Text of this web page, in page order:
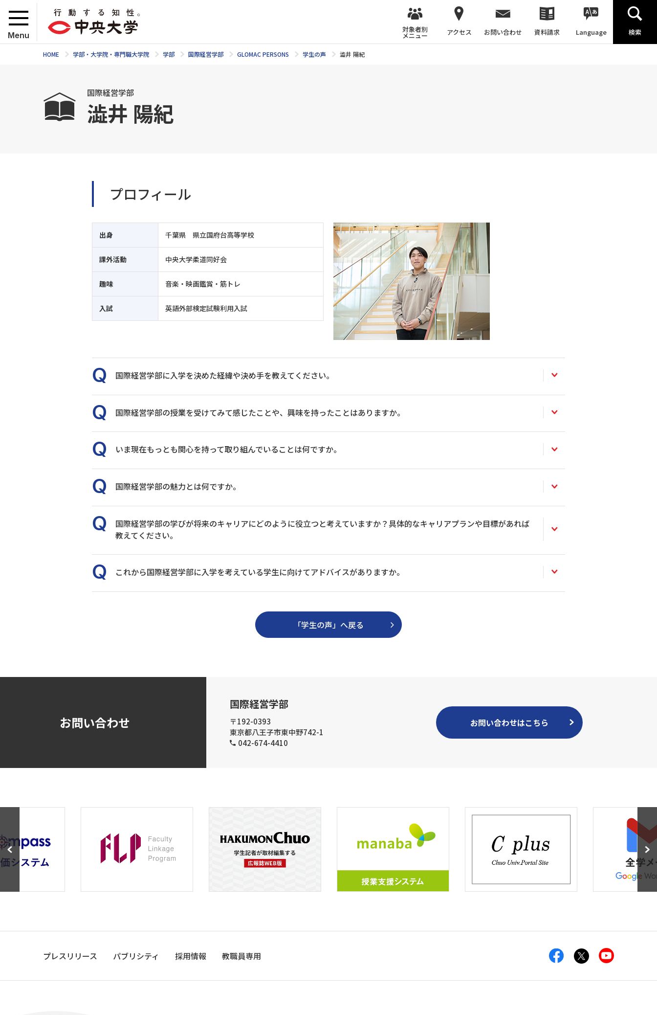
Menu
対象者別
メニュー アクセス お問い合わせ 資料請求 Language 検索
HOME 学部・大学院・専門職大学院 学部 国際経営学部 GLOMAC PERSONS 学生の声 澁井 陽紀
国際経営学部
澁井 陽紀
プロフィール
出身 千葉県 県立国府台高等学校
課外活動 中央大学柔道同好会
趣味 音楽・映画鑑賞・筋トレ
入試 英語外部検定試験利用入試
国際経営学部に入学を決めた経緯や決め手を教えてください。
国際経営学部の授業を受けてみて感じたことや、興味を持ったことはありますか。
いま現在もっとも関心を持って取り組んでいることは何ですか。
国際経営学部の魅力とは何ですか。
国際経営学部の学びが将来のキャリアにどのように役立つと考えていますか？具体的なキャリアプランや目標があれば
教えてください。
これから国際経営学部に入学を考えている学生に向けてアドバイスがありますか。
「学生の声」へ戻る
お問い合わせ
国際経営学部
〒192-0393
東京都八王子市東中野742-1
042-674-4410
お問い合わせはこちら
プレスリリース パブリシティ 採用情報 教職員専用